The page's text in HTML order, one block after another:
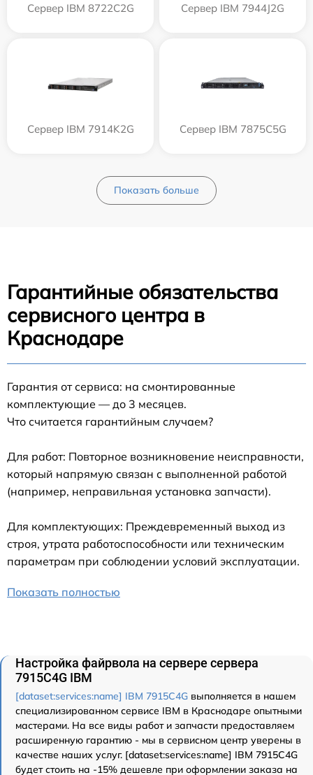
Сервер IBM 8722C2G Сервер IBM 7944J2G
Сервер IBM 7914K2G Сервер IBM 7875C5G
Показать больше
Гарантийные обязательства
сервисного центра в
Краснодаре
Гарантия от сервиса: на смонтированные
комплектующие — до 3 месяцев.
Что считается гарантийным случаем?
Для работ: Повторное возникновение неисправности,
который напрямую связан с выполненной работой
(например, неправильная установка запчасти).
Для комплектующих: Преждевременный выход из
строя, утрата работоспособности или техническим
параметрам при соблюдении условий эксплуатации.
Показать полностью
Настройка файрвола на сервере сервера
7915C4G IBM
[dataset:services:name] IBM 7915C4G выполняется в нашем
специализированном сервисе IBM в Краснодаре опытными
мастерами. На все виды работ и запчасти предоставляем
расширенную гарантию - мы в сервисном центр уверены в
качестве наших услуг. [dataset:services:name] IBM 7915C4G
будет стоить на -15% дешевле при оформлении заказа на